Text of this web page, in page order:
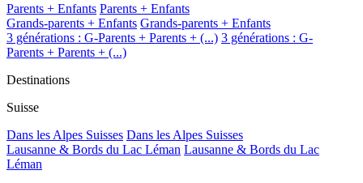
Parents + Enfants Parents + Enfants
Grands-parents + Enfants Grands-parents + Enfants
3 générations : G-Parents + Parents + (...) 3 générations : G-
Parents + Parents + (...)
Destinations
Suisse
Dans les Alpes Suisses Dans les Alpes Suisses
Lausanne & Bords du Lac Léman Lausanne & Bords du Lac
Léman